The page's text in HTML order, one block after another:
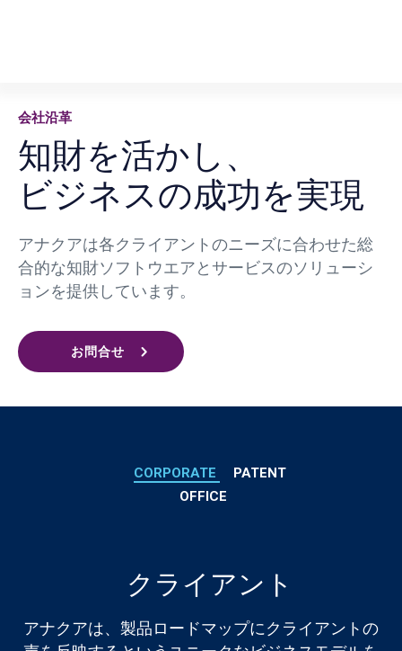
会社沿革
知財を活かし、
ビジネスの成功を実現
アナクアは各クライアントのニーズに合わせた総
合的な知財ソフトウエアとサービスのソリューシ
ョンを提供しています。
お問合せ
CORPORATE
PATENT
OFFICE
クライアント
アナクアは、製品ロードマップにクライアントの